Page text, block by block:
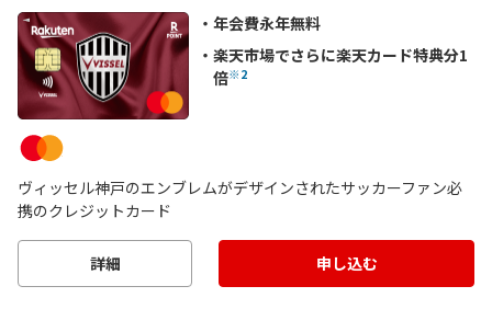
年会費永年無料
楽天市場でさらに楽天カード特典分1
倍※2
ヴィッセル神戸のエンブレムがデザインされたサッカーファン必
携のクレジットカード
詳細 申し込む